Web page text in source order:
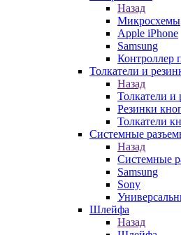
Назад
Микросхемы
Apple iPhone
Samsung
Контроллер
Толкатели и
Назад
Толкатели и
Резинки
Толкатели
Системные
Назад
Системные
Samsung
Sony
Шлейфа
Назад